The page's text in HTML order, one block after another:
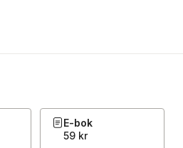
E-bok
59 kr